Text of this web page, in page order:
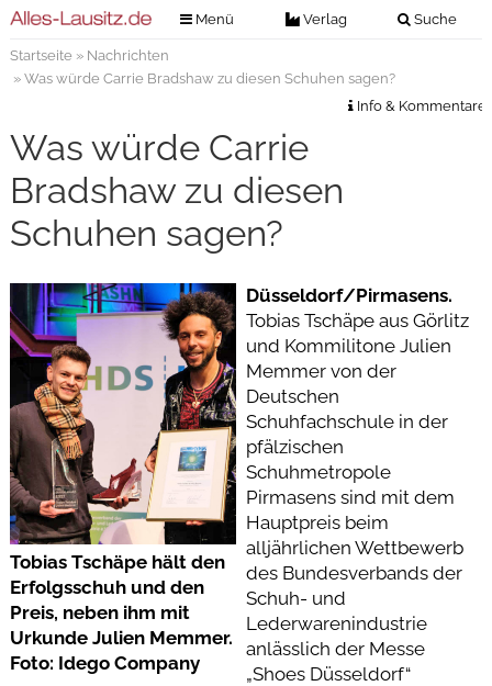
Menü Verlag Suche
Verlag
Kontakt
Impressum
Veranstaltungstickets
Anzeigenannahme
Anzeigensuche
Digitale Ausgaben
Startseite» Nachrichten
» Was würde Carrie Bradshaw zu diesen Schuhen sagen?
Info & Kommentare
Was würde Carrie
Bradshaw zu diesen
Schuhen sagen?
Tobias Tschäpe hält den
Erfolgsschuh und den
Preis, neben ihm mit
Urkunde Julien Memmer.
Foto: Idego Company
Düsseldorf/Pirmasens.
Tobias Tschäpe aus Görlitz
und Kommilitone Julien
Memmer von der
Deutschen
Schuhfachschule in der
pfälzischen
Schuhmetropole
Pirmasens sind mit dem
Hauptpreis beim
alljährlichen Wettbewerb
des Bundesverbands der
Schuh- und
Lederwarenindustrie
anlässlich der Messe
„Shoes Düsseldorf“